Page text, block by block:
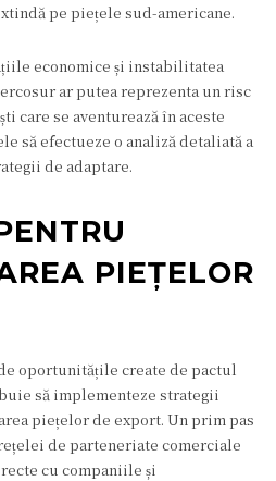
pe piețele sud-americane.
economice și instabilitatea
ar putea reprezenta un risc
care se aventurează în aceste
să efectueze o analiză detaliată a
de adaptare.
PIEȚELOR
oportunitățile create de pactul
să implementeze strategii
piețelor de export. Un prim pas
de parteneriate comerciale
cu companiile și